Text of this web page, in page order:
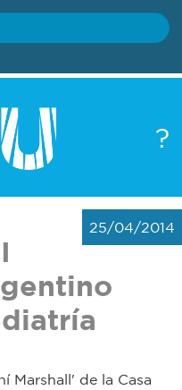
?
25/04/2014
Marshall' de la Casa